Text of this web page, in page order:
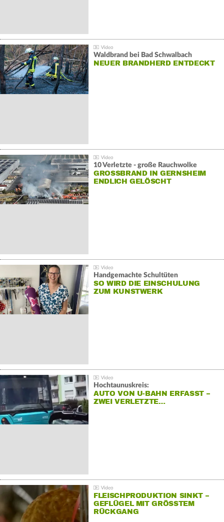
Waldbrand bei Bad Schwalbach
NEUER BRANDHERD ENTDECKT
10 Verletzte - große Rauchwolke
GROSSBRAND IN GERNSHEIM E
NDLICH GELÖSCHT
Handgemachte Schultüten
SO WIRD DIE EINSCHULUNG
ZUM KUNSTWERK
Hochtaunuskreis:
AUTO VON U-BAHN ERFASST –
ZWEI VERLETZTE…
FLEISCHPRODUKTION SINKT –
GEFLÜGEL MIT GRÖSSTEM R
ÜCKGANG